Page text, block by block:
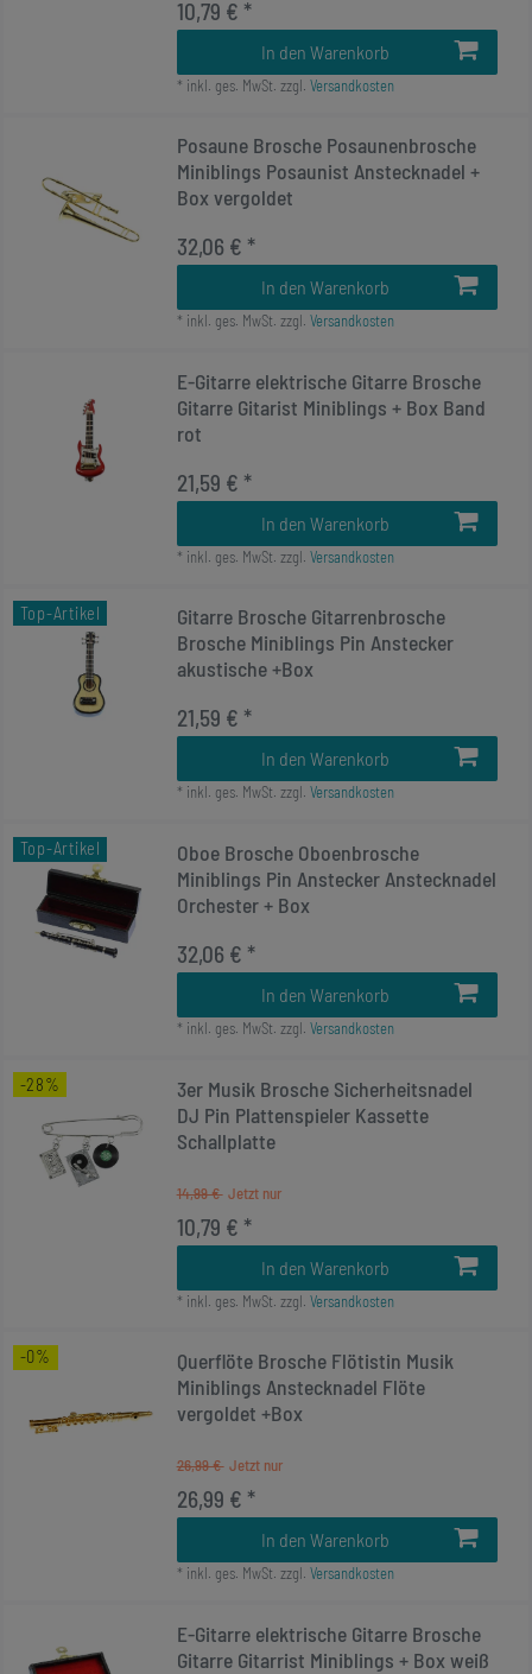
10,79 € *
In den Warenkorb
* inkl. ges. MwSt. zzgl. Versandkosten
Posaune Brosche Posaunenbrosche
Miniblings Posaunist Anstecknadel +
Box vergoldet
32,06 € *
In den Warenkorb
* inkl. ges. MwSt. zzgl. Versandkosten
E-Gitarre elektrische Gitarre Brosche
Gitarre Gitarist Miniblings + Box Band
rot
21,59 € *
In den Warenkorb
* inkl. ges. MwSt. zzgl. Versandkosten
Top-Artikel
Gitarre Brosche Gitarrenbrosche
Brosche Miniblings Pin Anstecker
akustische +Box
21,59 € *
In den Warenkorb
* inkl. ges. MwSt. zzgl. Versandkosten
Top-Artikel
Oboe Brosche Oboenbrosche
Miniblings Pin Anstecker Anstecknadel
Orchester + Box
32,06 € *
In den Warenkorb
* inkl. ges. MwSt. zzgl. Versandkosten
-28%
3er Musik Brosche Sicherheitsnadel
DJ Pin Plattenspieler Kassette
Schallplatte
14,99 €
10,79 € *
In den Warenkorb
* inkl. ges. MwSt. zzgl. Versandkosten
-0%
Querflöte Brosche Flötistin Musik
Miniblings Anstecknadel Flöte
vergoldet +Box
26,99 €
26,99 € *
In den Warenkorb
* inkl. ges. MwSt. zzgl. Versandkosten
E-Gitarre elektrische Gitarre Brosche
Gitarre Gitarrist Miniblings + Box weiß